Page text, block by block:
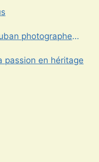
photographe
passion en héritage